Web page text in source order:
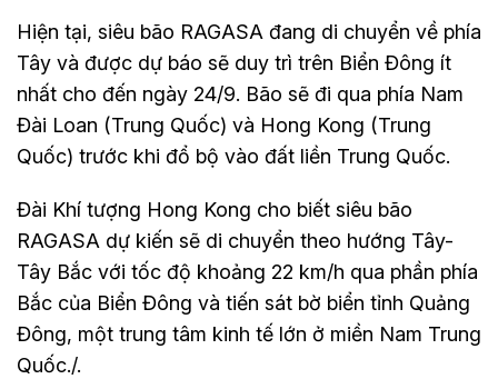
Hiện tại, siêu bão RAGASA đang di chuyển về phía
Tây và được dự báo sẽ duy trì trên Biển Đông ít
nhất cho đến ngày 24/9. Bão sẽ đi qua phía Nam
Đài Loan (Trung Quốc) và Hong Kong (Trung
Quốc) trước khi đổ bộ vào đất liền Trung Quốc.
Đài Khí tượng Hong Kong cho biết siêu bão
RAGASA dự kiến sẽ di chuyển theo hướng Tây-
Tây Bắc với tốc độ khoảng 22 km/h qua phần phía
Bắc của Biển Đông và tiến sát bờ biển tỉnh Quảng
Đông, một trung tâm kinh tế lớn ở miền Nam Trung
Quốc./.